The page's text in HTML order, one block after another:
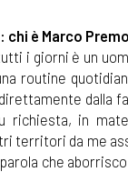
è Marco
i giorni è un
routine
dalla
in
territori da me
che